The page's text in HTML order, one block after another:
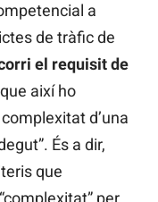
a
de tràfic de
el requisit de
així ho
d’una
És a dir,
que
per